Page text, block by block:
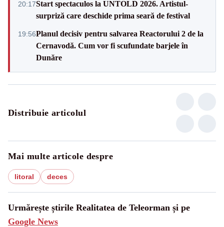
20:17Start spectaculos la UNTOLD 2026. Artistul-
surpriză care deschide prima seară de festival
19:56Planul decisiv pentru salvarea Reactorului 2 de la
Cernavodă. Cum vor fi scufundate barjele în
Dunăre
Distribuie articolul
Mai multe articole despre
litoral deces
Urmărește știrile Realitatea de Teleorman și pe
Google News